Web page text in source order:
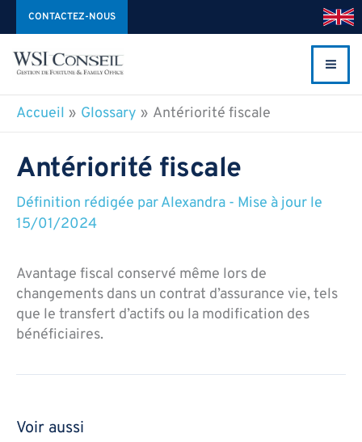
Aller
au
contenu
CONTACTEZ-NOUS
Accueil Glossary Antériorité fiscale
Antériorité fiscale
Définition rédigée parAlexandra - Mise à jour le
15/01/2024
Avantage fiscal conservé même lors de
changements dans un contrat d’assurance vie, tels
que le transfert d’actifs ou la modification des
bénéficiaires.
Voir aussi